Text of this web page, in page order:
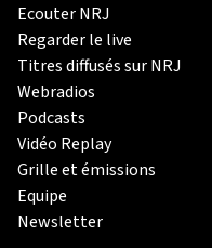
Ecouter NRJ
Regarder le live
Titres diffusés sur NRJ
Webradios
Podcasts
Vidéo Replay
Grille et émissions
Equipe
Newsletter